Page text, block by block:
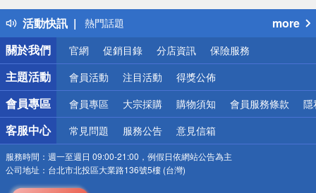
活動快訊
得獎公告
熱門話題
銀行優惠
偏遠地區配送
詐騙網頁！請小心！
more
關於我們
官網 促銷目錄 分店資訊 保險服務
主題活動 會員活動 注目活動 得獎公佈
會員專區 會員專區 大宗採購 購物須知 會員服務條款 隱
客服中心 常見問題 服務公告 意見信箱
服務時間： 週一至週日 09:00-21:00，例假日依網站公告為主
公司地址： 台北市北投區大業路136號5樓 (台灣)